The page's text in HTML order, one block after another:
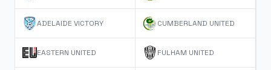
ADELAIDE VICTORY CUMBERLAND UNITED
EASTERN UNITED FULHAM UNITED